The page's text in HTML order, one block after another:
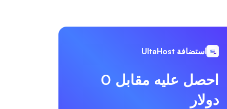
استضافة UltaHost
احصل عليه مقابل 0
دولار